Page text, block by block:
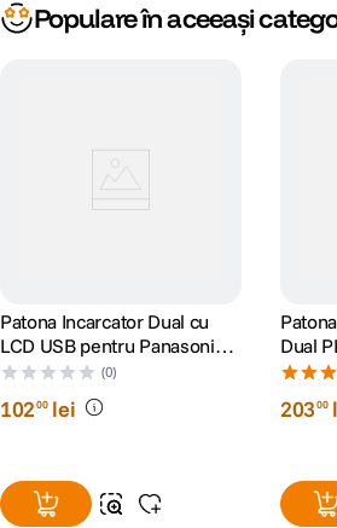
Populare în aceeași
Patona Incarcator Dual cu
LCD USB pentru Panasonic
DMW-BLK22(0)
10200 lei
Dual
FZ100
20300